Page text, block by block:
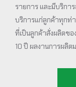
รายการ และมีบริกา
บริการแก่ลูกค้าทุกท่
ที่เป็นลูกค้าสั่งผลิตข
10 ปี ผลงานการผลิต